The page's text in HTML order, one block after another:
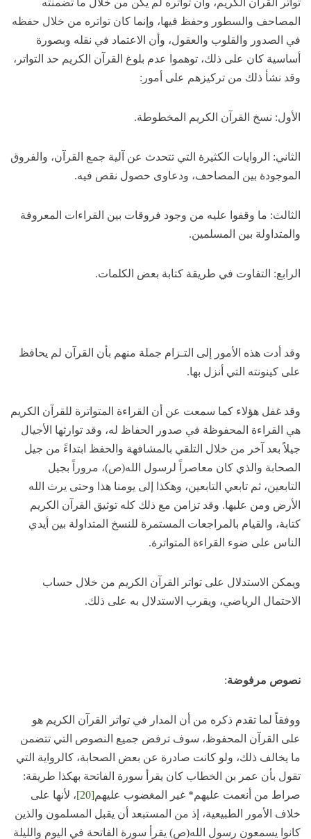
المصاحف والسطور وحفظ فيها، وإنما كان تواتره من خلال حفظه
في الصدور والقلوب والعقول، وأن الاعتماد في نقله وبصورة
أساسية كان على ذلك، توهموا عدم بلوغ القرآن الكريم حد التواتر،
وقد نشأ ذلك من تركيزهم على أمور:
الأول: نسخ القرآن الكريم المخطوطة.
الثاني: الروايات الكثيرة التي تتحدث عن آلية جمع القرآن، والفروق
الموجودة بين المصاحف، ودعاوى حصول نقص فيه.
الثالث: ما وقفوا عليه من وجود فروقات بين القراءات المعروفة
والمتداولة بين المسلمين.
الرابع: التفاوت في طريقة كتابة بعض الكلمات.
وقد أدت هذه الأمور إلى التـزام جملة منهم بأن القرآن لم يحافظ
على كينونته التي أنزل بها.
وقد غفل هؤلاء كما سمعت عن أن القراءة المتواترة للقرآن الكريم
هي القراءة المحفوظة في صدور الحفاظ له، وقد توارثها الأجيال
جيلاً بعد آخر من خلال التلقي بالمشافهة والحفظ ابتداءً من جيل
الصحابة والذي كان معاصراً لرسول الله(ص)، مروراً بجيل
التابعين، ثم تابعي التابعين، وهكذا إلى يومنا هذا وحتى يرث الله
الأرض ومن عليها. وقد تزامن مع ذلك كله توثيق القرآن الكريم
كتابة، والقيام بالمراجعات المستمرة للنسخ المتداولة بين أيدي
الناس على ضوء القراءة المتواترة.
ويمكن الاستدلال على تواتر القرآن الكريم من خلال حساب
الاحتمال الرياضي، ويقرب الاستدلال به على ذلك.
نصوص مرفوضة:
ووفقاً لما تقدم ذكره من أن المدار في تواتر القرآن الكريم هو
على القرآن المحفوظ، سوف ترفض جميع النصوص التي تتضمن
ما يخالف ذلك، ولو كانت صادرة عن بعض الصحابة، كالرواية التي
تقول بأن عمر بن الخطاب كان يقرأ سورة الفاتحة بهكذا طريقة:
صراط من أنعمت عليهم* غير المغضوب عليهم[20]
، لأنها على
خلاف الأمور الطبيعية، إذ من المستبعد أن يقبل المسلمون والذين
كانوا يسمعون رسول الله(ص) يقرأ سورة الفاتحة في اليوم والليلة